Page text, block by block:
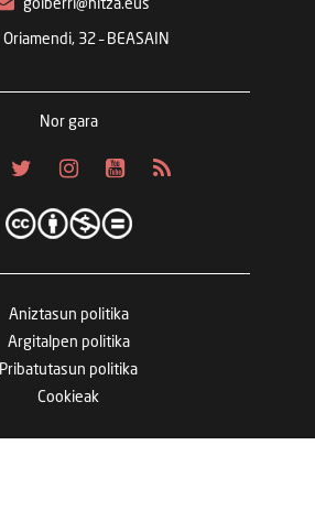
goiberri@hitza.eus
Oriamendi, 32 – BEASAIN
Nor gara
Aniztasun politika
Argitalpen politika
Pribatutasun politika
Cookieak